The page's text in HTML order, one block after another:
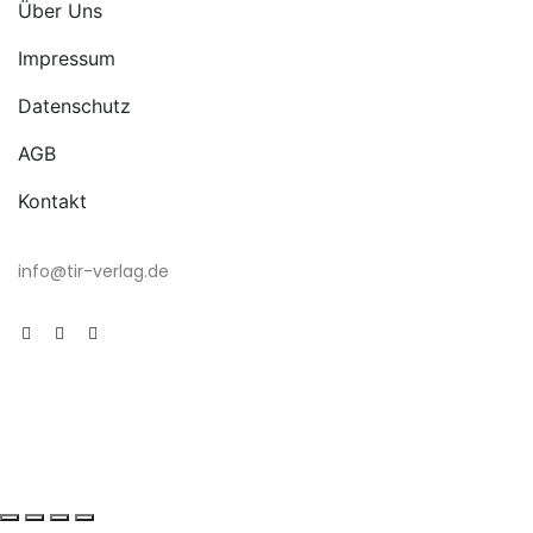
Über Uns
Impressum
Datenschutz
AGB
Kontakt
info@tir-verlag.de